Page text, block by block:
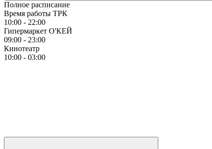
Полное расписание
Время работы ТРК
10:00 - 22:00
Гипермаркет О'КЕЙ
09:00 - 23:00
Кинотеатр
10:00 - 03:00